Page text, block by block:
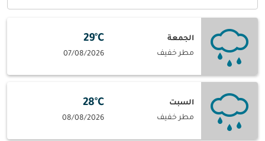
الجمعة
مطر خفيف
29°C
07/08/2026
السبت
مطر خفيف
28°C
08/08/2026